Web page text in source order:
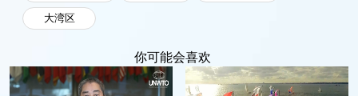
大湾区
你可能会喜欢